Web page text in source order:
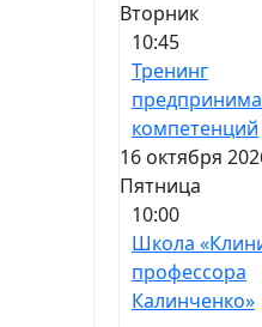
Вторник
10:45
Тренинг
компетенций
16 октября
Пятница
10:00
Школа
профессора
Калинченко»